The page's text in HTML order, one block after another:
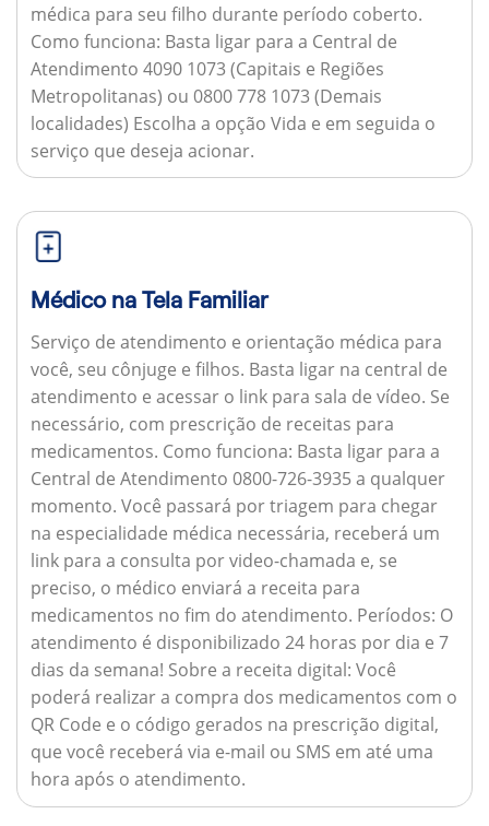
médica para seu filho durante período coberto.
Como funciona: Basta ligar para a Central de
Atendimento 4090 1073 (Capitais e Regiões
Metropolitanas) ou 0800 778 1073 (Demais
localidades) Escolha a opção Vida e em seguida o
serviço que deseja acionar.
Médico na Tela Familiar
Serviço de atendimento e orientação médica para
você, seu cônjuge e filhos. Basta ligar na central de
atendimento e acessar o link para sala de vídeo. Se
necessário, com prescrição de receitas para
medicamentos. Como funciona: Basta ligar para a
Central de Atendimento 0800-726-3935 a qualquer
momento. Você passará por triagem para chegar
na especialidade médica necessária, receberá um
link para a consulta por video-chamada e, se
preciso, o médico enviará a receita para
medicamentos no fim do atendimento. Períodos: O
atendimento é disponibilizado 24 horas por dia e 7
dias da semana! Sobre a receita digital: Você
poderá realizar a compra dos medicamentos com o
QR Code e o código gerados na prescrição digital,
que você receberá via e-mail ou SMS em até uma
hora após o atendimento.